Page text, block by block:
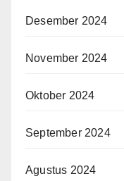
Desember 2024
November 2024
Oktober 2024
September 2024
Agustus 2024